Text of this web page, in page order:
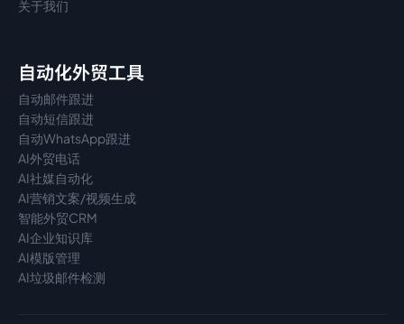
关于我们
自动化外贸工具
自动邮件跟进
自动短信跟进
自动WhatsApp跟进
AI外贸电话
AI社媒自动化
AI营销文案/视频生成
智能外贸CRM
AI企业知识库
AI模版管理
AI垃圾邮件检测